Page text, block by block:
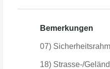
Bemerkungen
07)
18) Strasse-/